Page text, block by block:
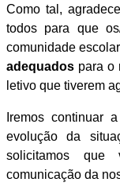
Como tal,
todos para que
comunidade escolar
adequados para o
letivo que tiverem
Iremos continuar
evolução da
solicitamos que
comunicação da